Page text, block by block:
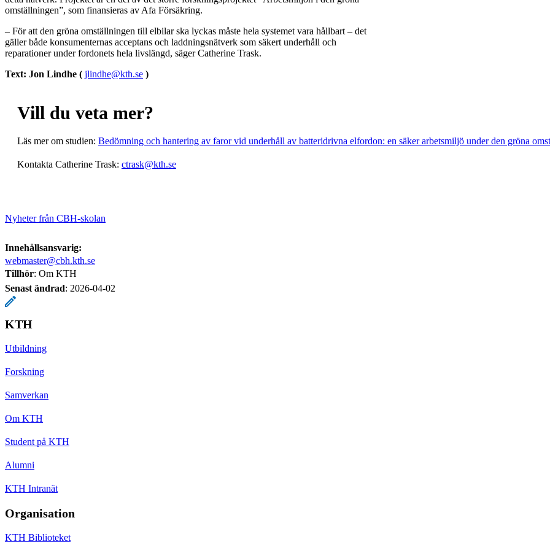
omställningen”, som finansieras av Afa Försäkring.
– För att den gröna omställningen till elbilar ska lyckas måste hela systemet vara hållbart – det
gäller både konsumenternas acceptans och laddningsnätverk som säkert underhåll och
reparationer under fordonets hela livslängd, säger Catherine Trask.
Text: Jon Lindhe ( jlindhe@kth.se )
Vill du veta mer?
Läs mer om studien: Bedömning och hantering av faror vid underhåll av batteridrivna elfordon: en säker arbetsmiljö under den gröna
Kontakta Catherine Trask: ctrask@kth.se
Nyheter från CBH-skolan
Innehållsansvarig:
webmaster@cbh.kth.se
Tillhör: Om KTH
Senast ändrad: 2026-04-02
KTH
Utbildning
Forskning
Samverkan
Om KTH
Student på KTH
Alumni
KTH Intranät
Organisation
KTH Biblioteket